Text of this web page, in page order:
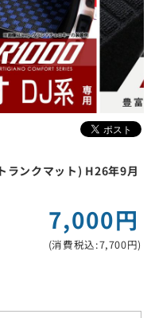
ランクマット) H26年9月
7,000円
(消費税込:7,700円)